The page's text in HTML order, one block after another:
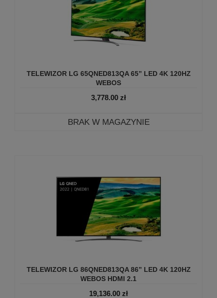
TELEWIZOR LG 65QNED813QA 65” LED 4K 120HZ
WEBOS
3,778.00 zł
BRAK W MAGAZYNIE
TELEWIZOR LG 86QNED813QA 86” LED 4K 120HZ
WEBOS HDMI 2.1
19,136.00 zł